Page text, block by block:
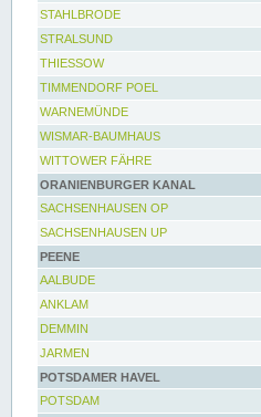
STAHLBRODE
STRALSUND
THIESSOW
TIMMENDORF POEL
WARNEMÜNDE
WISMAR-BAUMHAUS
WITTOWER FÄHRE
ORANIENBURGER KANAL
SACHSENHAUSEN OP
SACHSENHAUSEN UP
PEENE
AALBUDE
ANKLAM
DEMMIN
JARMEN
POTSDAMER HAVEL
POTSDAM